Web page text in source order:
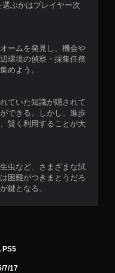
ぶかはプレイヤー次
ームを発見し、機会や
環境の偵察・採集任務
めよう。
ていた知識が隠されて
できる。しかし、進歩
賢く利用することが大
虫など、さまざまな試
困難がつきまとうだろ
鍵となる。
PS5
7/17